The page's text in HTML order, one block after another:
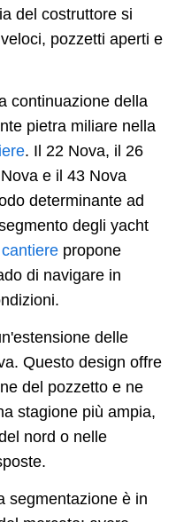
del costruttore si
pozzetti aperti e
continuazione della
pietra miliare nella
. Il 22 Nova, il 26
e il 43 Nova
determinante ad
degli yacht
cantiere propone
di navigare in
delle
Questo design offre
del pozzetto e ne
stagione più ampia,
nord o nelle
segmentazione è in